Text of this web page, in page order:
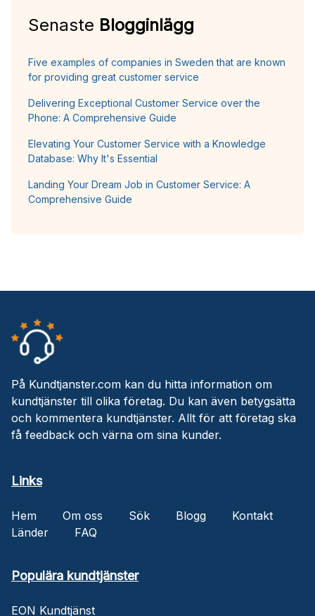
Senaste Blogginlägg
Five examples of companies in Sweden that are known
for providing great customer service
Delivering Exceptional Customer Service over the
Phone: A Comprehensive Guide
Elevating Your Customer Service with a Knowledge
Database: Why It's Essential
Landing Your Dream Job in Customer Service: A
Comprehensive Guide
På Kundtjanster.com kan du hitta information om
kundtjänster till olika företag. Du kan även betygsätta
och kommentera kundtjänster. Allt för att företag ska
få feedback och värna om sina kunder.
Links
Hem Om oss Sök Blogg
Kontakt
Länder
FAQ
Populära kundtjänster
EON Kundtjänst